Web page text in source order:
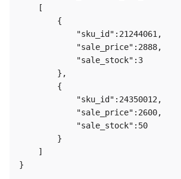
    [
        {
            "sku_id":21244061,
            "sale_price":2888,
            "sale_stock":3
        },
        {
            "sku_id":24350012,
            "sale_price":2600,
            "sale_stock":50
        }
    ]